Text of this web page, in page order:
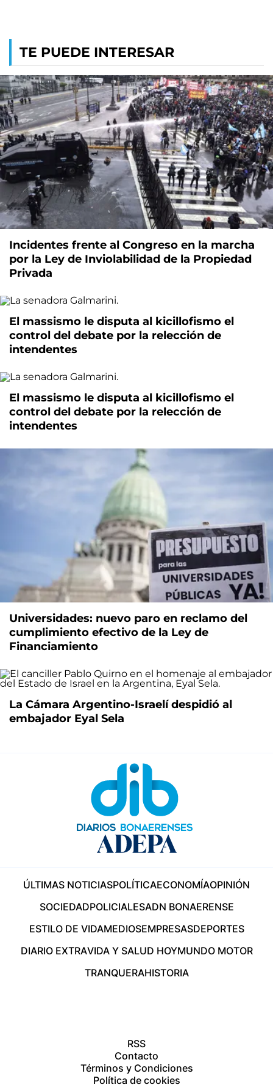
TE PUEDE INTERESAR
Incidentes frente al Congreso en la marcha
por la Ley de Inviolabilidad de la Propiedad
Privada
El massismo le disputa al kicillofismo el
control del debate por la relección de
intendentes
El massismo le disputa al kicillofismo el
control del debate por la relección de
intendentes
Universidades: nuevo paro en reclamo del
cumplimiento efectivo de la Ley de
Financiamiento
La Cámara Argentino-Israelí despidió al
embajador Eyal Sela
ÚLTIMAS NOTICIASPOLÍTICAECONOMÍAOPINIÓN
SOCIEDADPOLICIALESADN BONAERENSE
ESTILO DE VIDAMEDIOSEMPRESASDEPORTES
DIARIO EXTRAVIDA Y SALUD HOYMUNDO MOTOR
TRANQUERAHISTORIA
RSS
Contacto
Términos y Condiciones
Política de cookies